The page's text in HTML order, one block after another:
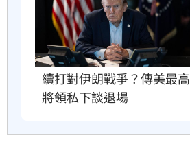
續打對伊朗戰爭？傳美最高
將領私下談退場